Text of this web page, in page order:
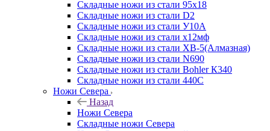
Складные ножи из стали 95х18
Складные ножи из стали D2
Складные ножи из стали У10А
Складные ножи из стали х12мф
Складные ножи из стали ХВ-5(Алмазная)
Складные ножи из стали N690
Складные ножи из стали Bohler К340
Складные ножи из стали 440С
Ножи Севера
Назад
Ножи Севера
Складные ножи Севера